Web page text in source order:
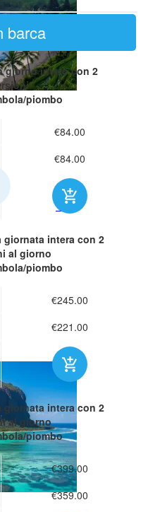
26°
barca
giorno interocon 2
piombo
€84.00
€84.00
giornata intera con 2
al giorno
piombo
€245.00
€221.00
giornata intera con 2
al giorno
piombo
€399.00
€359.00